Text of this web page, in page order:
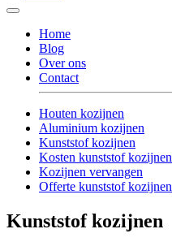
Home
Blog
Over ons
Contact
Houten kozijnen
Aluminium kozijnen
Kunststof kozijnen
Kosten kunststof kozijnen
Kozijnen vervangen
Offerte kunststof kozijnen
Kunststof kozijnen